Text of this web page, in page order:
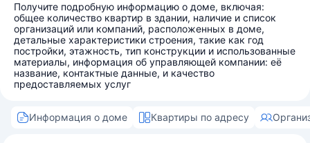
Получите подробную информацию о доме, включая:
общее количество квартир в здании, наличие и список
организаций или компаний, расположенных в доме,
детальные характеристики строения, такие как год
постройки, этажность, тип конструкции и использованные
материалы, информация об управляющей компании: её
название, контактные данные, и качество
предоставляемых услуг
Информация о доме Квартиры по адресу